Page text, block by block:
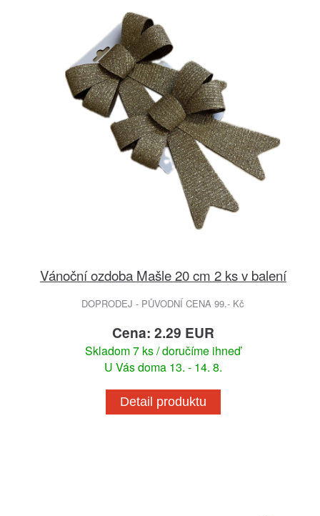
Vánoční ozdoba Mašle 20 cm 2 ks v balení
DOPRODEJ - PŮVODNÍ CENA 99.- Kč
Cena: 2.29 EUR
Skladom 7 ks / doručíme ihneď
U Vás doma 13. - 14. 8.
Detail produktu